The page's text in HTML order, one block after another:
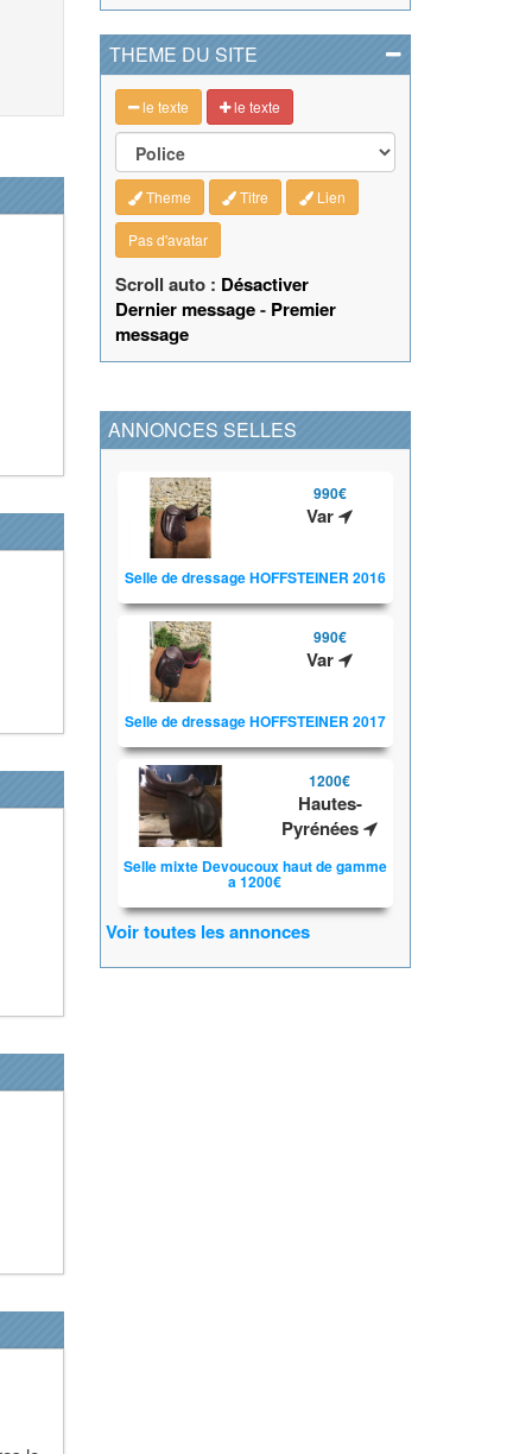
THEME DU SITE
le texte le texte
Theme Titre Lien
Pas d'avatar
Scroll auto : Désactiver
Dernier message- Premier
message
ANNONCES SELLES
990€
Var
Selle de dressage HOFFSTEINER 2016
990€
Var
Selle de dressage HOFFSTEINER 2017
1200€
Hautes-
Pyrénées
Selle mixte Devoucoux haut de gamme
a 1200€
Voir toutes les annonces